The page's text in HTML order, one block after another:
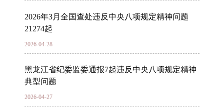
2026年3月全国查处违反中央八项规定精神问题
21274起
2026-04-28
黑龙江省纪委监委通报7起违反中央八项规定精神
典型问题
2026-04-27